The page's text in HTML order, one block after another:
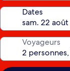
Dates
Voyageurs